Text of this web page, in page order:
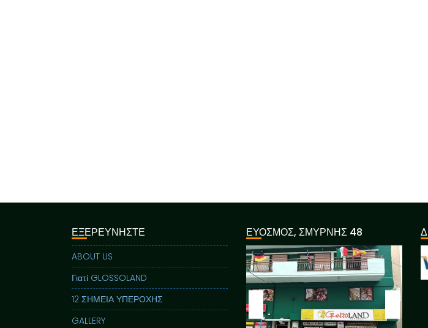
ΕΞΕΡΕΥΝΗΣΤΕ
ABOUT US
Γιατί GLOSSOLAND
12 ΣΗΜΕΙΑ ΥΠΕΡΟΧΗΣ
GALLERY
ΕΥΟΣΜΟΣ, ΣΜΥΡΝΗΣ 48